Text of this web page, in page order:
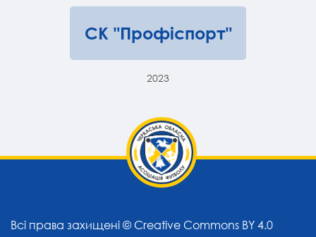
СК "Профіспорт"
2023
Всі права захищені © Creative Commons BY 4.0